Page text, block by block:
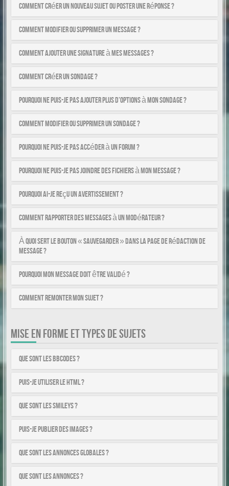
Comment créer un nouveau sujet ou poster une réponse ?
Comment modifier ou supprimer un message ?
Comment ajouter une signature à mes messages ?
Comment créer un sondage ?
Pourquoi ne puis-je pas ajouter plus d’options à mon sondage ?
Comment modifier ou supprimer un sondage ?
Pourquoi ne puis-je pas accéder à un forum ?
Pourquoi ne puis-je pas joindre des fichiers à mon message ?
Pourquoi ai-je reçu un avertissement ?
Comment rapporter des messages à un modérateur ?
À quoi sert le bouton « Sauvegarder » dans la page de rédaction de
message ?
Pourquoi mon message doit être validé ?
Comment remonter mon sujet ?
MISE EN FORME ET TYPES DE SUJETS
Que sont les BBCodes ?
Puis-je utiliser le HTML ?
Que sont les smileys ?
Puis-je publier des images ?
Que sont les annonces globales ?
Que sont les annonces ?